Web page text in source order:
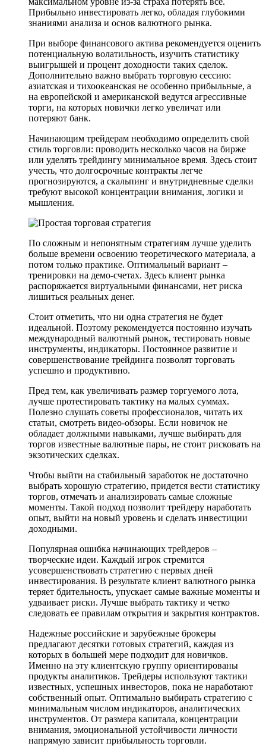
Прибыльно инвестировать легко, обладая глубокими
знаниями анализа и основ валютного рынка.
При выборе финансового актива рекомендуется оценить
потенциальную волатильность, изучить статистику
выигрышей и процент доходности таких сделок.
Дополнительно важно выбрать торговую сессию:
азиатская и тихоокеанская не особенно прибыльные, а
на европейской и американской ведутся агрессивные
торги, на которых новички легко увеличат или
потеряют банк.
Начинающим трейдерам необходимо определить свой
стиль торговли: проводить несколько часов на бирже
или уделять трейдингу минимальное время. Здесь стоит
учесть, что долгосрочные контракты легче
прогнозируются, а скальпинг и внутридневные сделки
требуют высокой концентрации внимания, логики и
мышления.
По сложным и непонятным стратегиям лучше уделить
больше времени освоению теоретического материала, а
потом только практике. Оптимальный вариант –
тренировки на демо-счетах. Здесь клиент рынка
распоряжается виртуальными финансами, нет риска
лишиться реальных денег.
Стоит отметить, что ни одна стратегия не будет
идеальной. Поэтому рекомендуется постоянно изучать
международный валютный рынок, тестировать новые
инструменты, индикаторы. Постоянное развитие и
совершенствование трейдинга позволят торговать
успешно и продуктивно.
Пред тем, как увеличивать размер торгуемого лота,
лучше протестировать тактику на малых суммах.
Полезно слушать советы профессионалов, читать их
статьи, смотреть видео-обзоры. Если новичок не
обладает должными навыками, лучше выбирать для
торгов известные валютные пары, не стоит рисковать на
экзотических сделках.
Чтобы выйти на стабильный заработок не достаточно
выбрать хорошую стратегию, придется вести статистику
торгов, отмечать и анализировать самые сложные
моменты. Такой подход позволит трейдеру наработать
опыт, выйти на новый уровень и сделать инвестиции
доходными.
Популярная ошибка начинающих трейдеров –
творческие идеи. Каждый игрок стремится
усовершенствовать стратегию с первых дней
инвестирования. В результате клиент валютного рынка
теряет бдительность, упускает самые важные моменты и
удваивает риски. Лучше выбрать тактику и четко
следовать ее правилам открытия и закрытия контрактов.
Надежные российские и зарубежные брокеры
предлагают десятки готовых стратегий, каждая из
которых в большей мере подходит для новичков.
Именно на эту клиентскую группу ориентированы
продукты аналитиков. Трейдеры используют тактики
известных, успешных инвесторов, пока не наработают
собственный опыт. Оптимально выбирать стратегию с
минимальным числом индикаторов, аналитических
инструментов. От размера капитала, концентрации
внимания, эмоциональной устойчивости личности
напрямую зависит прибыльность торговли.